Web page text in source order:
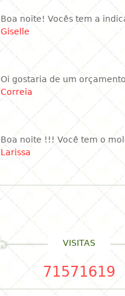
Boa noite! Vocês tem a
Giselle
Oi gostaria de um orçamento
Correia
Boa noite !!! Você tem o
Larissa
VISITAS
71571619